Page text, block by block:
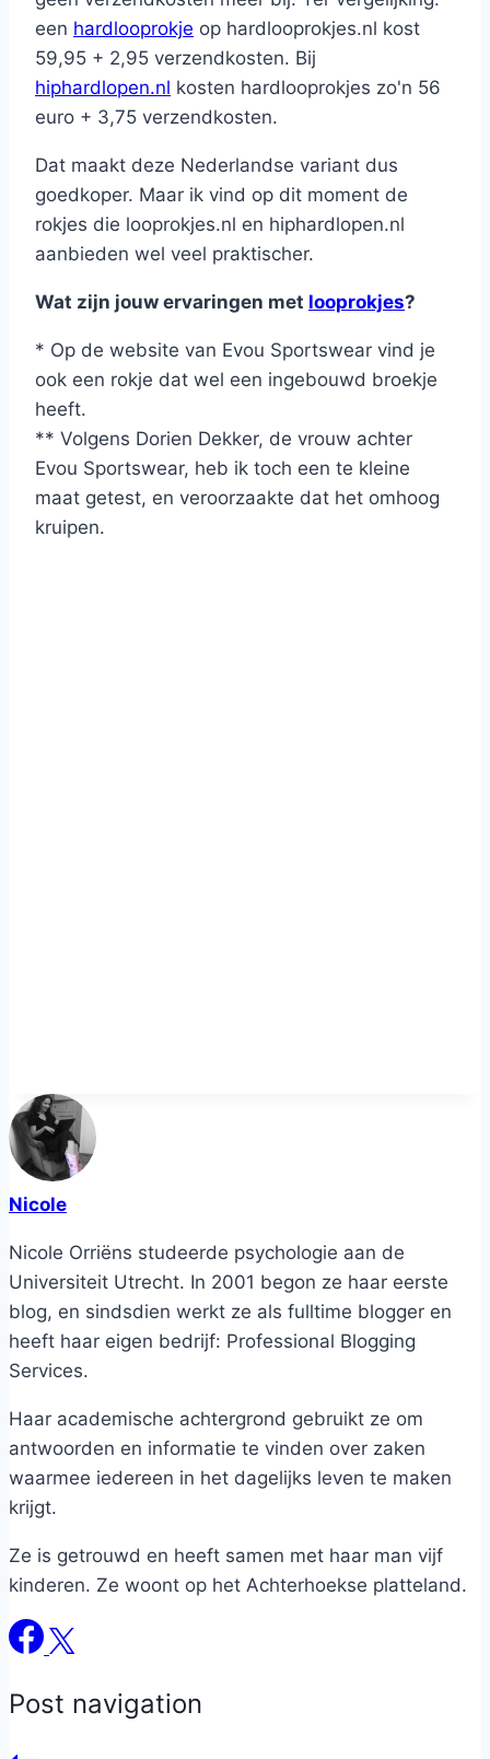
een hardlooprokje op hardlooprokjes.nl kost
59,95 + 2,95 verzendkosten. Bij
hiphardlopen.nl kosten hardlooprokjes zo'n 56
euro + 3,75 verzendkosten.
Dat maakt deze Nederlandse variant dus
goedkoper. Maar ik vind op dit moment de
rokjes die looprokjes.nl en hiphardlopen.nl
aanbieden wel veel praktischer.
Wat zijn jouw ervaringen met looprokjes?
* Op de website van Evou Sportswear vind je
ook een rokje dat wel een ingebouwd broekje
heeft.
** Volgens Dorien Dekker, de vrouw achter
Evou Sportswear, heb ik toch een te kleine
maat getest, en veroorzaakte dat het omhoog
kruipen.
Nicole
Nicole Orriëns studeerde psychologie aan de
Universiteit Utrecht. In 2001 begon ze haar eerste
blog, en sindsdien werkt ze als fulltime blogger en
heeft haar eigen bedrijf: Professional Blogging
Services.
Haar academische achtergrond gebruikt ze om
antwoorden en informatie te vinden over zaken
waarmee iedereen in het dagelijks leven te maken
krijgt.
Ze is getrouwd en heeft samen met haar man vijf
kinderen. Ze woont op het Achterhoekse platteland.
Post navigation